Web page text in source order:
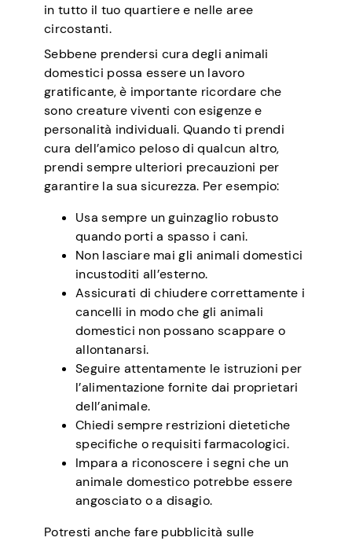
in tutto il tuo quartiere e nelle aree
circostanti.
Sebbene prendersi cura degli animali
domestici possa essere un lavoro
gratificante, è importante ricordare che
sono creature viventi con esigenze e
personalità individuali. Quando ti prendi
cura dell’amico peloso di qualcun altro,
prendi sempre ulteriori precauzioni per
garantire la sua sicurezza. Per esempio:
Usa sempre un guinzaglio robusto
quando porti a spasso i cani.
Non lasciare mai gli animali domestici
incustoditi all’esterno.
Assicurati di chiudere correttamente i
cancelli in modo che gli animali
domestici non possano scappare o
allontanarsi.
Seguire attentamente le istruzioni per
l’alimentazione fornite dai proprietari
dell’animale.
Chiedi sempre restrizioni dietetiche
specifiche o requisiti farmacologici.
Impara a riconoscere i segni che un
animale domestico potrebbe essere
angosciato o a disagio.
Potresti anche fare pubblicità sulle